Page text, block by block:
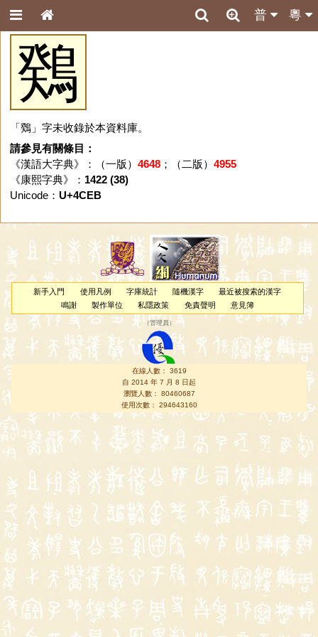
粵
普
䳫
「䳫」字未收錄於本資料庫。
請參見有關條目：
《漢語大字典》：（一版） 4648；（二版） 4955
《康熙字典》： 1422 (38)
Unicode： U+4CEB
新手入門 使用凡例 字庫統計 隨機漢字
最近被搜索的漢字
鳴謝
製作單位 私隱政策 免責聲明 意見簿
（管理員 ）
在線人數： 3619
自 2014 年 7 月 8 日起
瀏覽人數： 80460687
使用次數： 294643160